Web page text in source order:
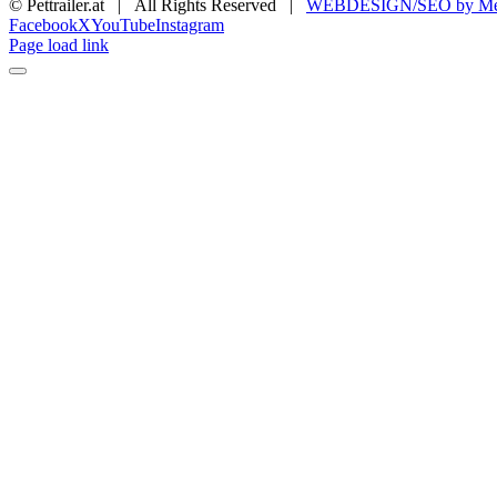
© Pettrailer.at | All Rights Reserved | WEBDESIGN/SEO by
FacebookXYouTubeInstagram
Page load link